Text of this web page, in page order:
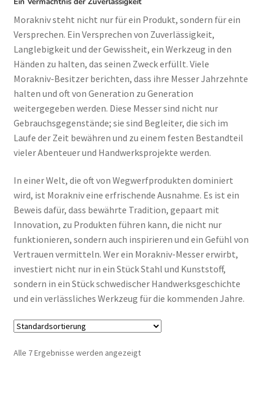
Morakniv steht nicht nur für ein Produkt, sondern für ein
Versprechen. Ein Versprechen von Zuverlässigkeit,
Langlebigkeit und der Gewissheit, ein Werkzeug in den
Händen zu halten, das seinen Zweck erfüllt. Viele
Morakniv-Besitzer berichten, dass ihre Messer Jahrzehnte
halten und oft von Generation zu Generation
weitergegeben werden. Diese Messer sind nicht nur
Gebrauchsgegenstände; sie sind Begleiter, die sich im
Laufe der Zeit bewähren und zu einem festen Bestandteil
vieler Abenteuer und Handwerksprojekte werden.
In einer Welt, die oft von Wegwerfprodukten dominiert
wird, ist Morakniv eine erfrischende Ausnahme. Es ist ein
Beweis dafür, dass bewährte Tradition, gepaart mit
Innovation, zu Produkten führen kann, die nicht nur
funktionieren, sondern auch inspirieren und ein Gefühl von
Vertrauen vermitteln. Wer ein Morakniv-Messer erwirbt,
investiert nicht nur in ein Stück Stahl und Kunststoff,
sondern in ein Stück schwedischer Handwerksgeschichte
und ein verlässliches Werkzeug für die kommenden Jahre.
Alle 7 Ergebnisse werden angezeigt